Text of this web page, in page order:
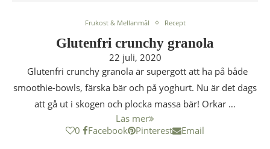
Frukost & Mellanmål Recept
Glutenfri crunchy granola
22 juli, 2020
Glutenfri crunchy granola är supergott att ha på både
smoothie-bowls, färska bär och på yoghurt. Nu är det dags
att gå ut i skogen och plocka massa bär! Orkar …
Läs mer
0
Facebook Pinterest Email